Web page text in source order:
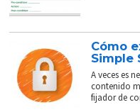
Cómo
Simple
A veces es
contenido
fijador de